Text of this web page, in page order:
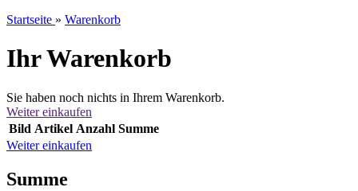
Startseite » Warenkorb
Ihr Warenkorb
Sie haben noch nichts in Ihrem Warenkorb.
Weiter einkaufen
Bild Artikel Anzahl Summe
Weiter einkaufen
Summe